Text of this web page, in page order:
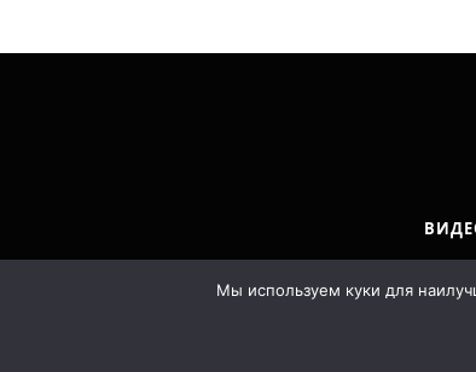
Мы используем куки для